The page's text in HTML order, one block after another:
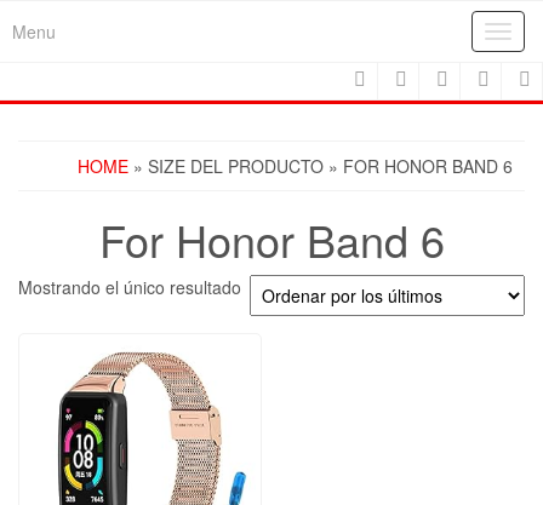
Menu
HOME » SIZE DEL PRODUCTO » FOR HONOR BAND 6
For Honor Band 6
Mostrando el único resultado